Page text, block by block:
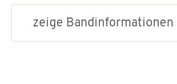
zeige Bandinformationen